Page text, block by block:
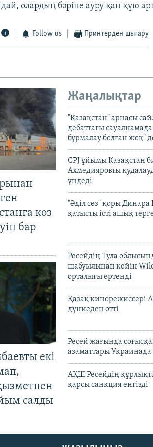
олардың бәріне ауру қан құю
Follow us Принтерден шығару
көз
бар
екі
салды
Жаңалықтар
"Қазақстан" арнасы
дебаттағы
бұрмалау болған жоқ"
CPJ ұйымы Қазақстан
Ахмедияровты
үндеді
"Әділ сөз" қоры Динара
қатысты істі ашық
Ресейдің Тула
шабуылынан кейін
орталығы өртенді
Қазақ кинорежиссері
дүниеден өтті
Ресей жағында
азаматтары
АҚШ Ресейдің
қарсы санкция енгізді